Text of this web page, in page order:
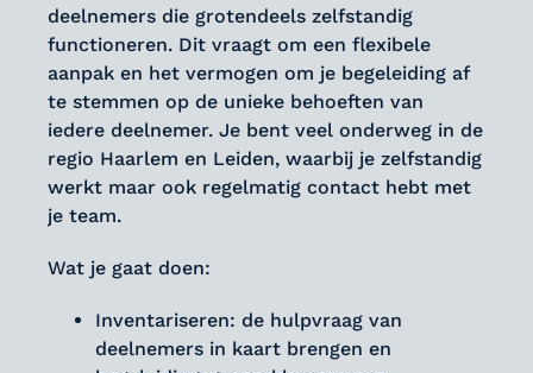
deelnemers die grotendeels zelfstandig
functioneren. Dit vraagt om een flexibele
aanpak en het vermogen om je begeleiding af
te stemmen op de unieke behoeften van
iedere deelnemer. Je bent veel onderweg in de
regio Haarlem en Leiden, waarbij je zelfstandig
werkt maar ook regelmatig contact hebt met
je team.
Wat je gaat doen:
Inventariseren: de hulpvraag van
deelnemers in kaart brengen en